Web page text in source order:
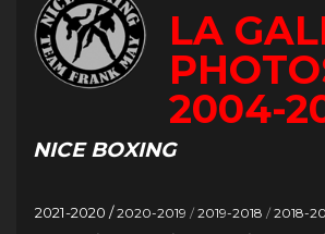
LA
2004-
NICE BOXING
2021-2020 / 2020-2019 / 2019-2018 / 2018-